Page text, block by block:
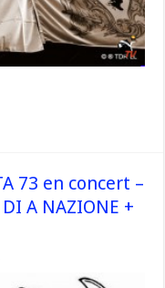
73 en concert –
A NAZIONE +